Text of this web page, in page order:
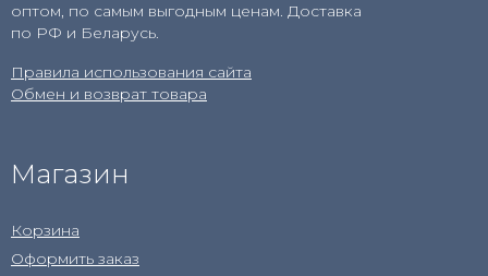
оптом, по самым выгодным ценам. Доставка
по РФ и Беларусь.
Правила использования сайта
Обмен и возврат товара
Магазин
Корзина
Оформить заказ